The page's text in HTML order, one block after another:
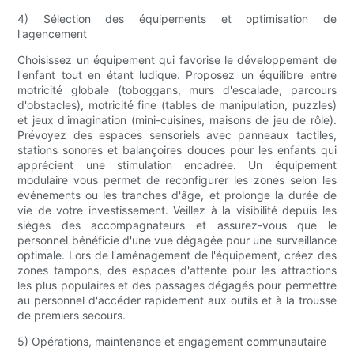
4) Sélection des équipements et optimisation de
l'agencement
Choisissez un équipement qui favorise le développement de
l'enfant tout en étant ludique. Proposez un équilibre entre
motricité globale (toboggans, murs d'escalade, parcours
d'obstacles), motricité fine (tables de manipulation, puzzles)
et jeux d'imagination (mini-cuisines, maisons de jeu de rôle).
Prévoyez des espaces sensoriels avec panneaux tactiles,
stations sonores et balançoires douces pour les enfants qui
apprécient une stimulation encadrée. Un équipement
modulaire vous permet de reconfigurer les zones selon les
événements ou les tranches d'âge, et prolonge la durée de
vie de votre investissement. Veillez à la visibilité depuis les
sièges des accompagnateurs et assurez-vous que le
personnel bénéficie d'une vue dégagée pour une surveillance
optimale. Lors de l'aménagement de l'équipement, créez des
zones tampons, des espaces d'attente pour les attractions
les plus populaires et des passages dégagés pour permettre
au personnel d'accéder rapidement aux outils et à la trousse
de premiers secours.
5) Opérations, maintenance et engagement communautaire